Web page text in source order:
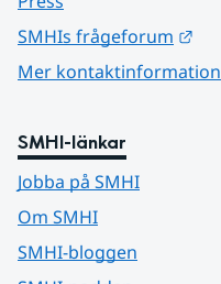
SMHIs frågeforum
Mer kontaktinformation
SMHI-länkar
Jobba på SMHI
Om SMHI
SMHI-bloggen